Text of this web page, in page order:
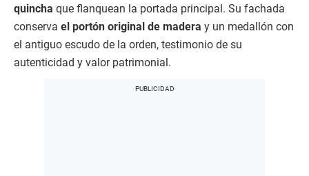
quincha que flanquean la portada principal. Su fachada
conserva el portón original de madera y un medallón con
el antiguo escudo de la orden, testimonio de su
autenticidad y valor patrimonial.